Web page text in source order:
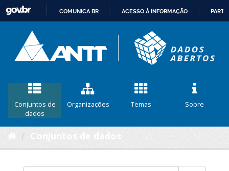
CONTEÚDO
COMUNICA BR ACESSO À INFORMAÇÃO
Conjuntos de
dados
Organizações Temas Sobre